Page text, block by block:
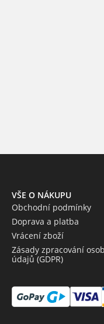
VŠE O NÁKUPU
Obchodní podmínky
Doprava a platba
Vrácení zboží
Zásady zpracování
údajů (GDPR)